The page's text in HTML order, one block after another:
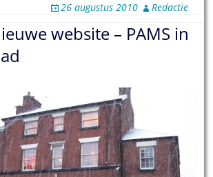
26 augustus 2010 Redactie
website – PAMS in